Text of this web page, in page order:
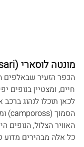
מונטה לוסארי (Monte Lussari
הכפר הזעיר שבאלפים
חיים, ומצטיין בנופים
לכאן תוכלו לנהוג
הסמוך (campoross
)
האוויר הצלול, הנופים
כל אלה מבהירים מדוע